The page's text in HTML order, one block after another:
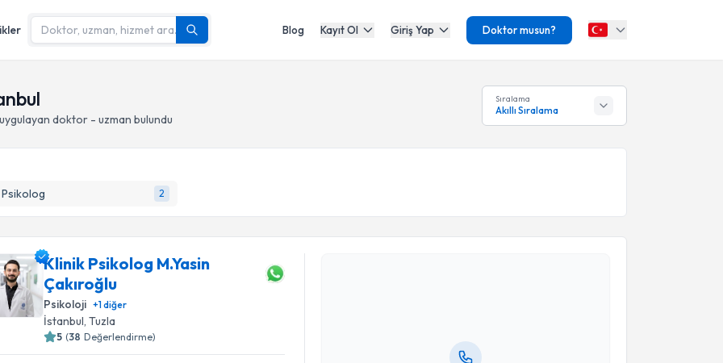
Blog Kayıt Ol Giriş Yap Doktor musun?
uygulayan doktor - uzman bulundu
Sıralama
Akıllı Sıralama
2
Klinik Psikolog M.Yasin
Çakıroğlu
Psikoloji +1diğer
İstanbul, Tuzla
5 (38 Değerlendirme)
Randevu Takvimi Talebi